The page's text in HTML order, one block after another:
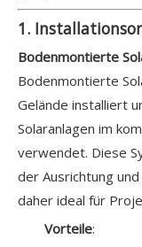
1.
Bodenmontierte
Bodenmontierte
Gelände installiert
Solaranlagen im
verwendet. Diese
der Ausrichtung
daher ideal für
Vorteile: